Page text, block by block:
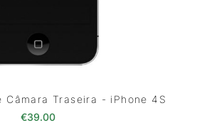
Câmara Traseira - iPhone 4S
€39.00